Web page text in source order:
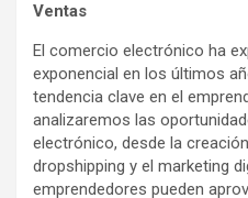
Ventas
El comercio electrónico ha
exponencial en los últimos
tendencia clave en el
analizaremos las
electrónico, desde la
dropshipping y el marketing
emprendedores pueden